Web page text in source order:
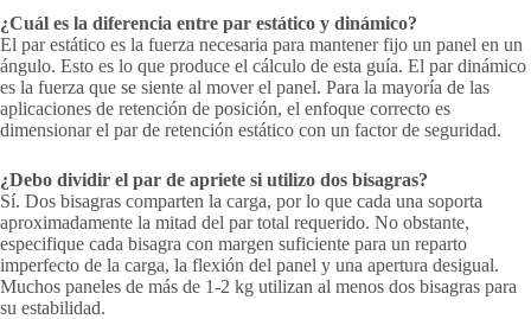
¿Cuál es la diferencia entre par estático y dinámico?
El par estático es la fuerza necesaria para mantener fijo un panel en un
ángulo. Esto es lo que produce el cálculo de esta guía. El par dinámico
es la fuerza que se siente al mover el panel. Para la mayoría de las
aplicaciones de retención de posición, el enfoque correcto es
dimensionar el par de retención estático con un factor de seguridad.
¿Debo dividir el par de apriete si utilizo dos bisagras?
Sí. Dos bisagras comparten la carga, por lo que cada una soporta
aproximadamente la mitad del par total requerido. No obstante,
especifique cada bisagra con margen suficiente para un reparto
imperfecto de la carga, la flexión del panel y una apertura desigual.
Muchos paneles de más de 1-2 kg utilizan al menos dos bisagras para
su estabilidad.